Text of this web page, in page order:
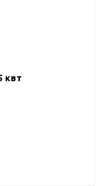
квт